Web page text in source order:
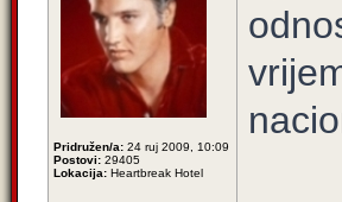
Pridružen/a: 24 ruj 2009, 10:09
Postovi: 29405
Lokacija: Heartbreak Hotel